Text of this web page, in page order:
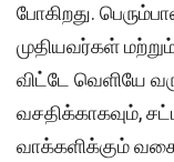
போகிறது.
முதியவர்கள்
விட்டே வெளியே
வசதிக்காகவும்,
வாக்களிக்கும்